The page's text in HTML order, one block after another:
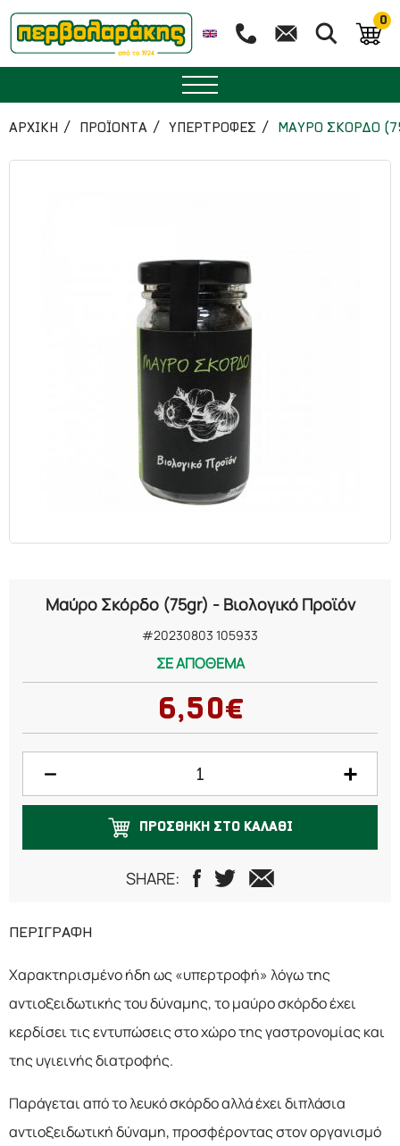
0
ΜΠΑΧΑΡΙΚΑ
ΒΟΤΑΝΑ
ΑΡΧΙΚΉ ΠΡΟΪΟΝΤΑ ΥΠΕΡΤΡΟΦΕΣ ΜΑΥΡΟ ΣΚΟΡΔΟ
Μαύρο Σκόρδο (75gr) - Βιολογικό Προϊόν
#20230803 105933
ΣΕ ΑΠΟΘΕΜΑ
6,50€
ΠΡΟΣΘΗΚΗ ΣΤΟ ΚΑΛΑΘΙ
SHARE:
ΠΕΡΙΓΡΑΦΗ
Χαρακτηρισμένο ήδη ως «υπερτροφή» λόγω της
αντιοξειδωτικής του δύναμης, το μαύρο σκόρδο έχει
κερδίσει τις εντυπώσεις στο χώρο της γαστρονομίας και
της υγιεινής διατροφής.
Παράγεται από το λευκό σκόρδο αλλά έχει διπλάσια
αντιοξειδωτική δύναμη, προσφέροντας στον οργανισμό